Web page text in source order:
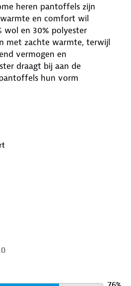
heren pantoffels zijn
en comfort wil
wol en 30% polyester
met zachte warmte, terwijl
vermogen en
draagt bij aan de
hun vorm
en rondom huis. Het
zachte materialen maken
voor relaxte momenten.
de dag tot een